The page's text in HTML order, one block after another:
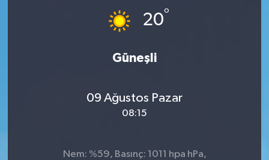
20°
Güneşli
09 Ağustos Pazar
08:15
Nem: %59, Basınç: 1011 hpa hPa,